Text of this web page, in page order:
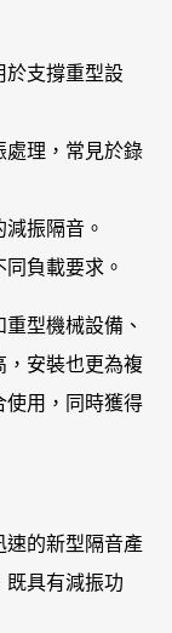
於支撐重型設
處理，常見於錄
減振隔音。
同負載要求。
型機械設備、
，安裝也更為複
使用，同時獲得
速的新型隔音產
既具有減振功